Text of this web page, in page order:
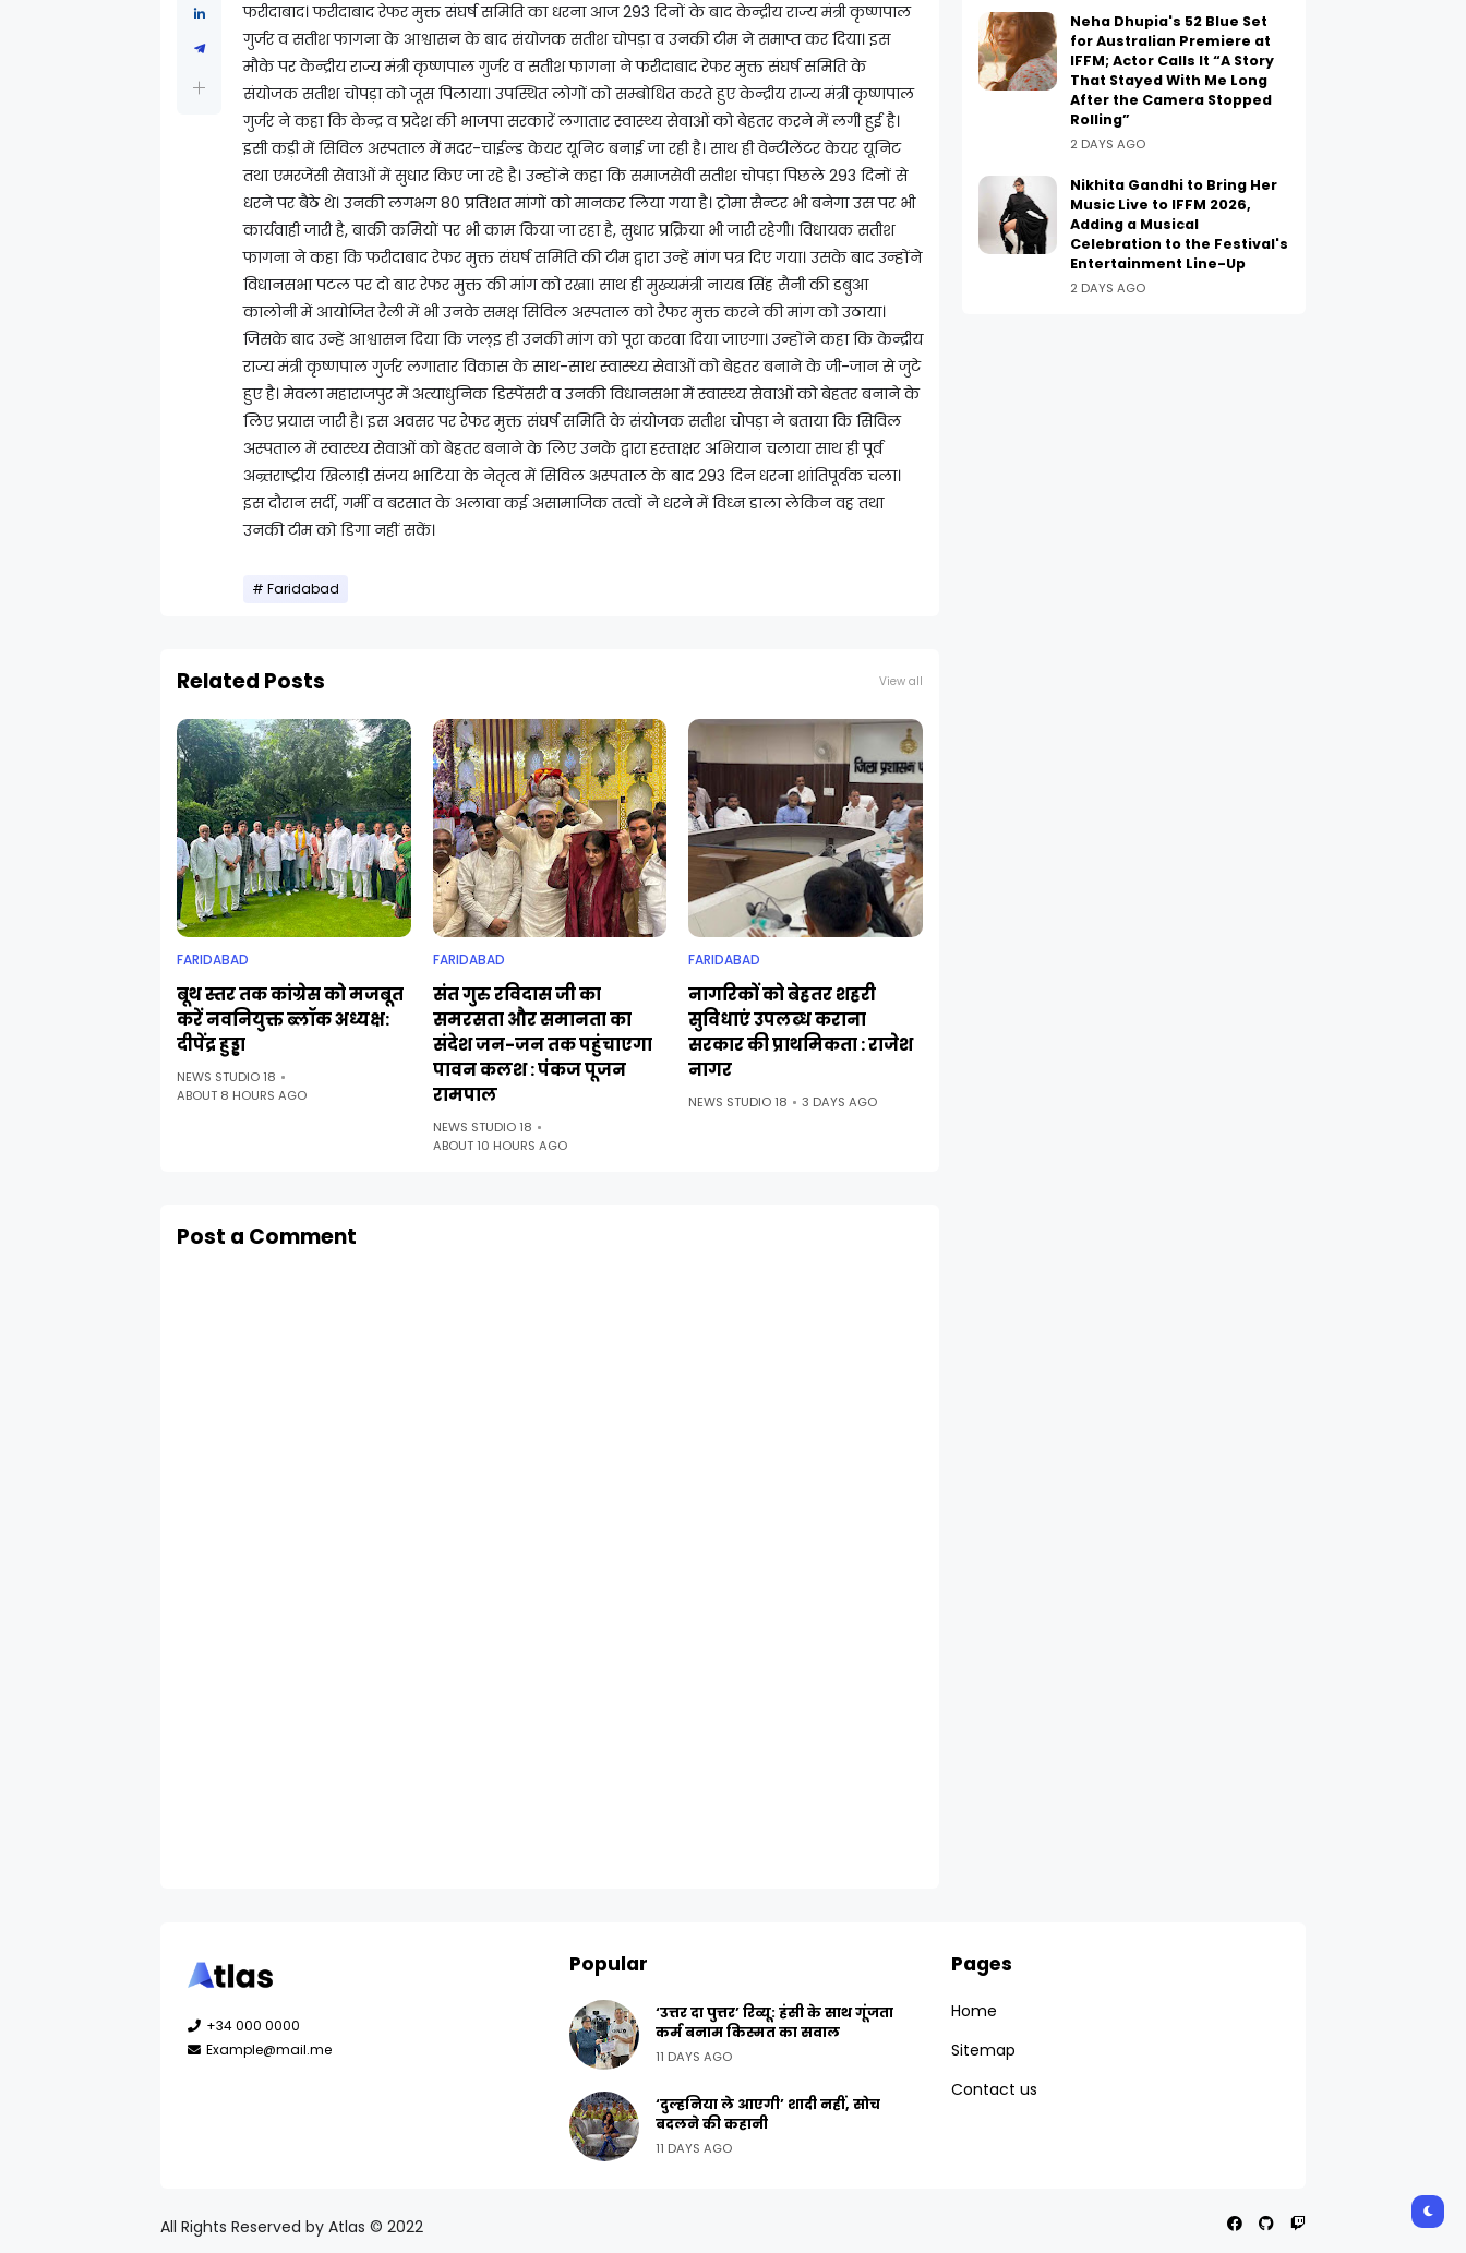
फरीदाबाद। फरीदाबाद रेफर मुक्त संघर्ष समिति का धरना आज 293 दिनों के बाद केन्द्रीय राज्य मंत्री कृष्णपाल
गुर्जर व सतीश फागना के आश्वासन के बाद संयोजक सतीश चोपड़ा व उनकी टीम ने समाप्त कर दिया। इस
मौके पर केन्द्रीय राज्य मंत्री कृष्णपाल गुर्जर व सतीश फागना ने फरीदाबाद रेफर मुक्त संघर्ष समिति के
संयोजक सतीश चोपड़ा को जूस पिलाया। उपस्थित लोगों को सम्बोधित करते हुए केन्द्रीय राज्य मंत्री कृष्णपाल
गुर्जर ने कहा कि केन्द्र व प्रदेश की भाजपा सरकारें लगातार स्वास्थ्य सेवाओं को बेहतर करने में लगी हुई है।
इसी कड़ी में सिविल अस्पताल में मदर-चाईल्ड केयर यूनिट बनाई जा रही है। साथ ही वेन्टीलेंटर केयर यूनिट
तथा एमरजेंसी सेवाओं में सुधार किए जा रहे है। उन्होंने कहा कि समाजसेवी सतीश चोपड़ा पिछले 293 दिनों से
धरने पर बैठे थे। उनकी लगभग 80 प्रतिशत मांगों को मानकर लिया गया है। ट्रोमा सैन्टर भी बनेगा उस पर भी
कार्यवाही जारी है, बाकी कमियों पर भी काम किया जा रहा है, सुधार प्रक्रिया भी जारी रहेगी। विधायक सतीश
फागना ने कहा कि फरीदाबाद रेफर मुक्त संघर्ष समिति की टीम द्वारा उन्हें मांग पत्र दिए गया। उसके बाद उन्होंने
विधानसभा पटल पर दो बार रेफर मुक्त की मांग को रखा। साथ ही मुख्यमंत्री नायब सिंह सैनी की डबुआ
कालोनी में आयोजित रैली में भी उनके समक्ष सिविल अस्पताल को रैफर मुक्त करने की मांग को उठाया।
जिसके बाद उन्हें आश्वासन दिया कि जल्इ ही उनकी मांग को पूरा करवा दिया जाएगा। उन्होंने कहा कि केन्द्रीय
राज्य मंत्री कृष्णपाल गुर्जर लगातार विकास के साथ-साथ स्वास्थ्य सेवाओं को बेहतर बनाने के जी-जान से जुटे
हुए है। मेवला महाराजपुर में अत्याधुनिक डिस्पेंसरी व उनकी विधानसभा में स्वास्थ्य सेवाओं को बेहतर बनाने के
लिए प्रयास जारी है। इस अवसर पर रेफर मुक्त संघर्ष समिति के संयोजक सतीश चोपड़ा ने बताया कि सिविल
अस्पताल में स्वास्थ्य सेवाओं को बेहतर बनाने के लिए उनके द्वारा हस्ताक्षर अभियान चलाया साथ ही पूर्व
अन्र्तराष्ट्रीय खिलाड़ी संजय भाटिया के नेतृत्व में सिविल अस्पताल के बाद 293 दिन धरना शांतिपूर्वक चला।
इस दौरान सर्दी, गर्मी व बरसात के अलावा कई असामाजिक तत्वों ने धरने में विध्न डाला लेकिन वह तथा
उनकी टीम को डिगा नहीं सकें।
Faridabad
Related Posts View all
FARIDABAD
बूथ स्तर तक कांग्रेस को मजबूत
करें नवनियुक्त ब्लॉक अध्यक्ष:
दीपेंद्र हुड्डा
NEWS STUDIO 18
ABOUT 8 HOURS AGO
FARIDABAD
संत गुरु रविदास जी का
समरसता और समानता का
संदेश जन-जन तक पहुंचाएगा
पावन कलश : पंकज पूजन
रामपाल
NEWS STUDIO 18
ABOUT 10 HOURS AGO
FARIDABAD
नागरिकों को बेहतर शहरी
सुविधाएं उपलब्ध कराना
सरकार की प्राथमिकता : राजेश
नागर
NEWS STUDIO 18 3 DAYS AGO
Post a Comment
Neha Dhupia's 52 Blue Set
for Australian Premiere at
IFFM; Actor Calls It “A Story
That Stayed With Me Long
After the Camera Stopped
Rolling”
2 DAYS AGO
Nikhita Gandhi to Bring Her
Music Live to IFFM 2026,
Adding a Musical
Celebration to the Festival's
Entertainment Line-Up
2 DAYS AGO
+34 000 0000
Example@mail.me
Popular
‘उत्तर दा पुत्तर’ रिव्यू: हंसी के साथ गूंजता
कर्म बनाम किस्मत का सवाल
11 DAYS AGO
‘दुल्हनिया ले आएगी’ शादी नहीं, सोच
बदलने की कहानी
11 DAYS AGO
Pages
Home
Sitemap
Contact us
All Rights Reserved by Atlas © 2022